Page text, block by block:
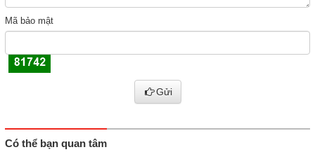
Mã bảo mật
Gửi
Có thể bạn quan tâm